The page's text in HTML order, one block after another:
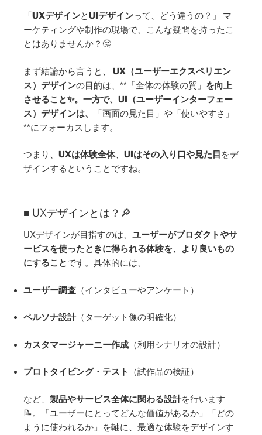
「UXデザインとUIデザインって、どう違うの？」 マ
ーケティングや制作の現場で、こんな疑問を持ったこ
とはありませんか？🤔
まず結論から言うと、 UX（ユーザーエクスペリエン
ス）デザインの目的は、**「全体の体験の質」 を向上
させること✨。一方で、UI（ユーザーインターフェー
ス）デザインは、
「画面の見た目」や「使いやすさ」
**にフォーカスします。
つまり、 UXは体験全体、 UIはその入り口や見た目 をデ
ザインするということですね。
■ UXデザインとは？🔎
UXデザインが目指すのは、 ユーザーがプロダクトやサ
ービスを使ったときに得られる体験を、より良いもの
にすることです。具体的には、
ユーザー調査 （インタビューやアンケート）
ペルソナ設計（ターゲット像の明確化）
カスタマージャーニー作成 （利用シナリオの設計）
プロトタイピング・テスト （試作品の検証）
など、 製品やサービス全体に関わる設計を行います
📝。「ユーザーにとってどんな価値があるか」「どの
ように使われるか」を軸に、最適な体験をデザインす